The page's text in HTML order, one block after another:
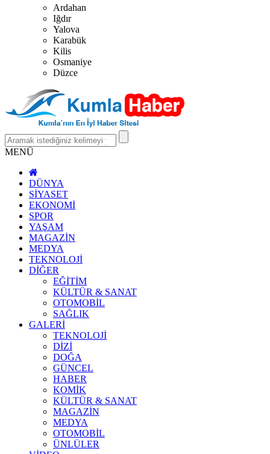
Ardahan
Iğdır
Yalova
Karabük
Kilis
Osmaniye
Düzce
MENÜ
DÜNYA
SİYASET
EKONOMİ
SPOR
YAŞAM
MAGAZİN
MEDYA
TEKNOLOJİ
DİĞER
EĞİTİM
KÜLTÜR & SANAT
OTOMOBİL
SAĞLIK
GALERİ
TEKNOLOJİ
DİZİ
DOĞA
GÜNCEL
HABER
KOMİK
KÜLTÜR & SANAT
MAGAZİN
MEDYA
OTOMOBİL
ÜNLÜLER